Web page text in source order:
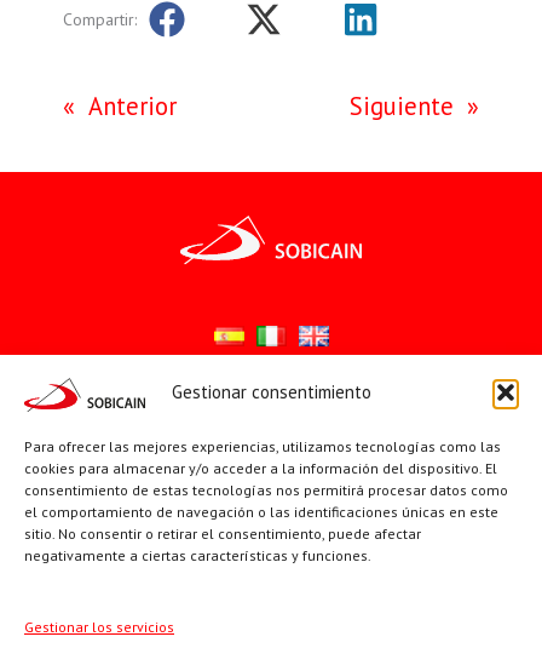
Gestionar consentimiento
Para ofrecer las mejores experiencias, utilizamos tecnologías como las
cookies para almacenar y/o acceder a la información del dispositivo. El
consentimiento de estas tecnologías nos permitirá procesar datos como
el comportamiento de navegación o las identificaciones únicas en este
sitio. No consentir o retirar el consentimiento, puede afectar
negativamente a ciertas características y funciones.
Gestionar los servicios
Compartir:
« Anterior Siguiente »
YouTube
X Facebook
PÁGINAS INSTITUCIONALES